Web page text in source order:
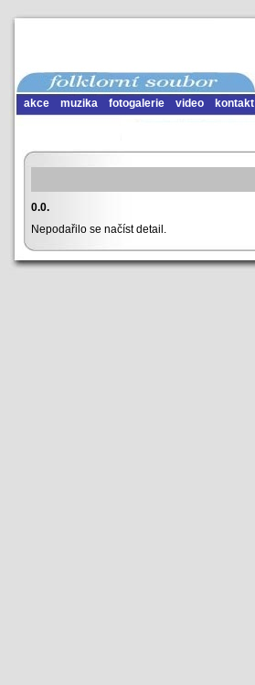
akce muzika fotogalerie video kontakt
0.0.
Nepodařilo se načíst detail.